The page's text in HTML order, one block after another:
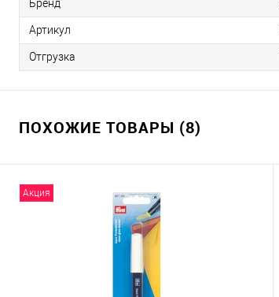
Бренд
Артикул
Отгрузка
ПОХОЖИЕ ТОВАРЫ (8)
Акция